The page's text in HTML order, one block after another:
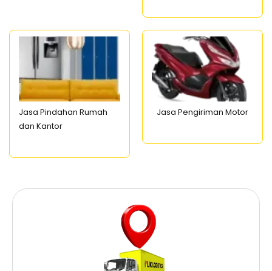
Jasa Pindahan Rumah
dan Kantor
Jasa Pengiriman Motor